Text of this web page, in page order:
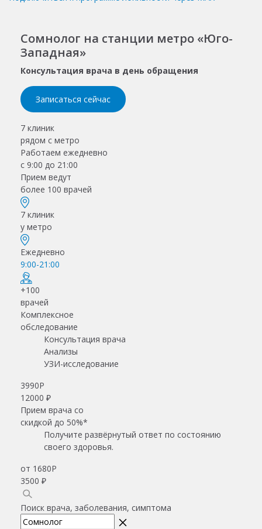
Сомнолог на станции метро «Юго-
Западная»
Консультация врача в день обращения
Записаться сейчас
7 клиник
рядом с метро
Работаем ежедневно
с 9:00 до 21:00
Прием ведут
более 100 врачей
7 клиник
у метро
Ежедневно
9:00-21:00
+100
врачей
Комплексное
обследование
Консультация врача
Анализы
УЗИ-исследование
3990Р
12000 ₽
Прием врача со
скидкой до 50%*
Получите развёрнутый ответ по состоянию
своего здоровья.
от 1680Р
3500 ₽
Поиск врача, заболевания, симптома